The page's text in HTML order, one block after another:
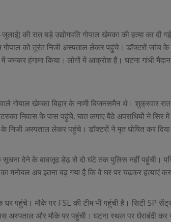
की रात बड़े उद्योगपति गोपाल खेमका की हत्या का दी
को तुरंत निजी अस्पताल लेकर पहुंचे। डॉक्टरों जांच के
हंगामा किया। लोगों में आक्रोश है। घटना गांधी
गोपाल खेमका बिहार के नामी बिजनसमैन थे। शुक्रवार
निवास के पास पहुंचे, घात लगाए बैठे अपराधियों ने सिर में
अस्पताल लेकर पहुंचे। डॉक्टरों ने मृत घोषित कर
सूचना देने के बावजूद डेढ़ से दो घंटे तक पुलिस नहीं पहुंची।
मनोबल अब इतना बढ़ गया है कि वे घर पर चढ़कर हत्याएं
पहुंचे। मौके पर FSL की टीम भी पहुंची है। सिटी SP सेंट्रल
अस्पताल और मौके पर पहुंची। घटना स्थल पर घेराबंदी